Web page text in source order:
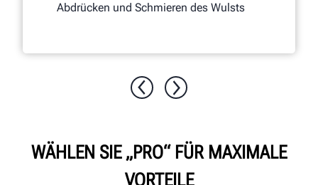
Abdrücken und Schmieren des Wulsts
WÄHLEN SIE „PRO“ FÜR MAXIMALE
VORTEILE